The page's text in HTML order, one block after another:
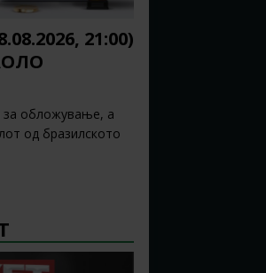
21:00)
за обложување, а
од бразилското